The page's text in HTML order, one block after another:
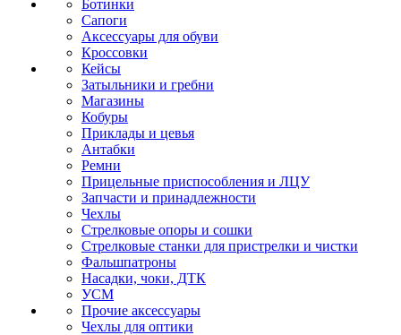
Ботинки
Сапоги
Аксессуары для обуви
Кроссовки
Кейсы
Затыльники и гребни
Магазины
Кобуры
Приклады и цевья
Антабки
Ремни
Прицельные приспособления и ЛЦУ
Запчасти и принадлежности
Чехлы
Стрелковые опоры и сошки
Стрелковые станки для пристрелки и чистки
Фальшпатроны
Насадки, чоки, ДТК
УСМ
Прочие аксессуары
Чехлы для оптики